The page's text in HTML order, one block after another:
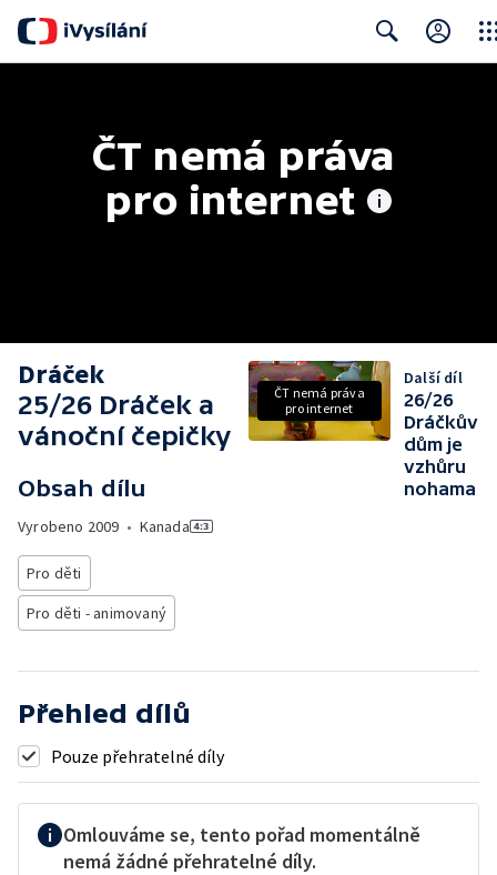
ČT nemá práva
pro internet
Dráček
25/26 Dráček a
vánoční čepičky
Obsah dílu
Vyrobeno 2009 • Kanada
Pro děti
Pro děti - animovaný
ČT nemá práva
pro internet
Další díl
26/26
Dráčkův
dům je
vzhůru
nohama
Přehled dílů
Pouze přehratelné díly
Omlouváme se, tento pořad momentálně
nemá žádné přehratelné díly.